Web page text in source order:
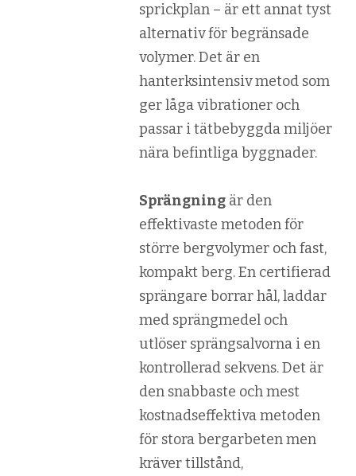
sprickplan – är ett annat tyst
alternativ för begränsade
volymer. Det är en
hanterksintensiv metod som
ger låga vibrationer och
passar i tätbebyggda miljöer
nära befintliga byggnader.
Sprängning är den
effektivaste metoden för
större bergvolymer och fast,
kompakt berg. En certifierad
sprängare borrar hål, laddar
med sprängmedel och
utlöser sprängsalvorna i en
kontrollerad sekvens. Det är
den snabbaste och mest
kostnadseffektiva metoden
för stora bergarbeten men
kräver tillstånd,